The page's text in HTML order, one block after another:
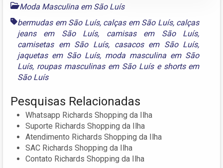
Moda Masculina em São Luís
bermudas em São Luís, calças em São Luís, calças
jeans em São Luís, camisas em São Luís,
camisetas em São Luís, casacos em São Luís,
jaquetas em São Luís, moda masculina em São
Luís, roupas masculinas em São Luíse shorts em
São Luís
Pesquisas Relacionadas
Whatsapp Richards Shopping da Ilha
Suporte Richards Shopping da Ilha
Atendimento Richards Shopping da Ilha
SAC Richards Shopping da Ilha
Contato Richards Shopping da Ilha